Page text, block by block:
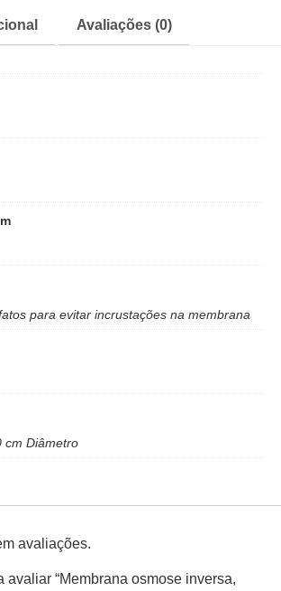
Avaliações (0)
para evitar incrustações na membrana
cm Diâmetro
avaliações.
avaliar “Membrana osmose inversa,